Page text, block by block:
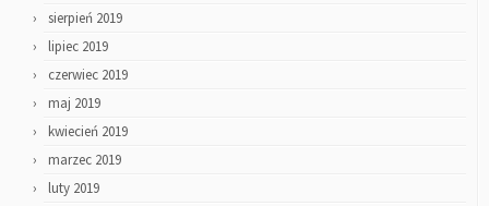
sierpień 2019
lipiec 2019
czerwiec 2019
maj 2019
kwiecień 2019
marzec 2019
luty 2019